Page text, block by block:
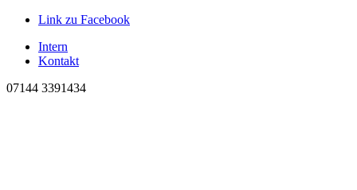
Link zu Facebook
Intern
Kontakt
07144 3391434